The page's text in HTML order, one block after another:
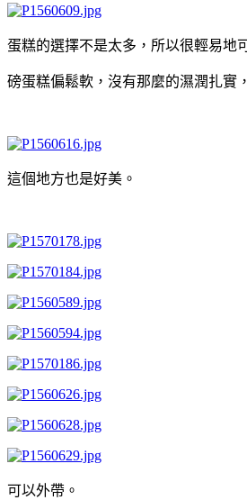
蛋糕的選擇不是太多，所以很輕易地
磅蛋糕偏鬆軟，沒有那麼的濕潤扎實
這個地方也是好美。
可以外帶。